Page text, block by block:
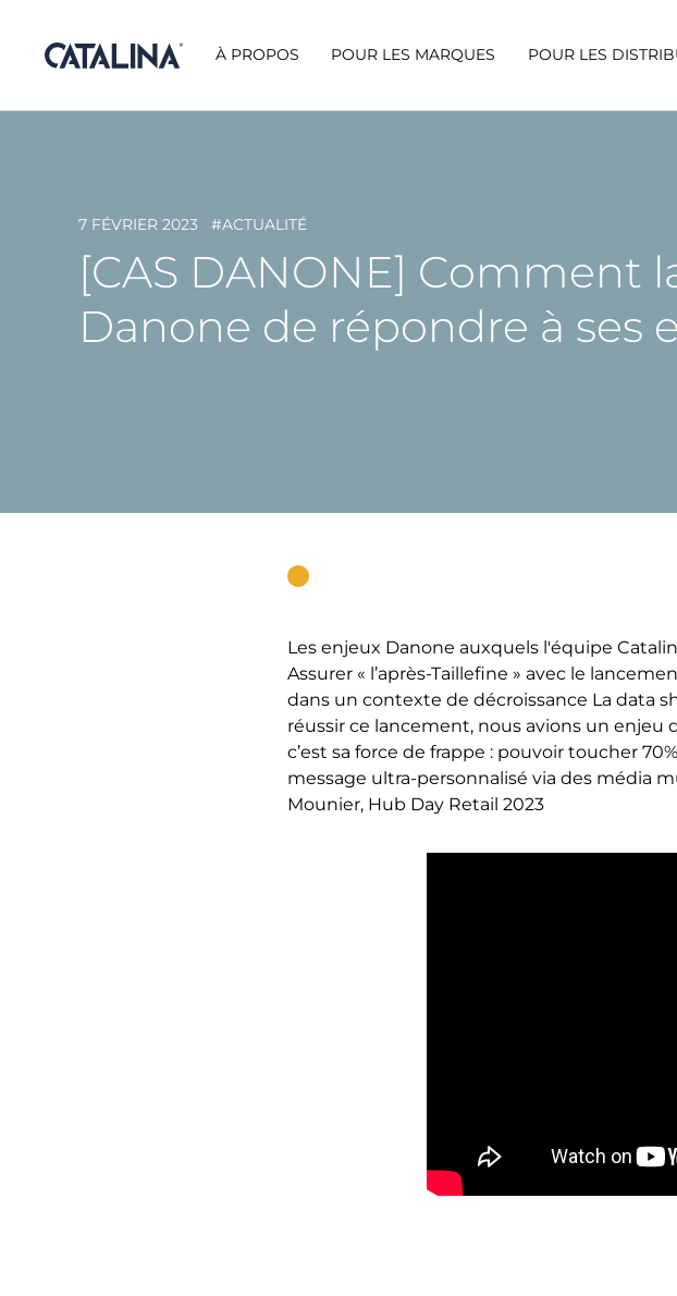
À PROPOS POUR LES MARQUES POUR LES
7 FÉVRIER 2023 #ACTUALITÉ
[CAS DANONE] Comment
Danone de répondre à ses
Les enjeux Danone auxquels l'équipe
Assurer « l’après-Taillefine » avec le
dans un contexte de décroissance La data
réussir ce lancement, nous avions un enjeu
c’est sa force de frappe : pouvoir toucher
message ultra-personnalisé via des média
Mounier, Hub Day Retail 2023